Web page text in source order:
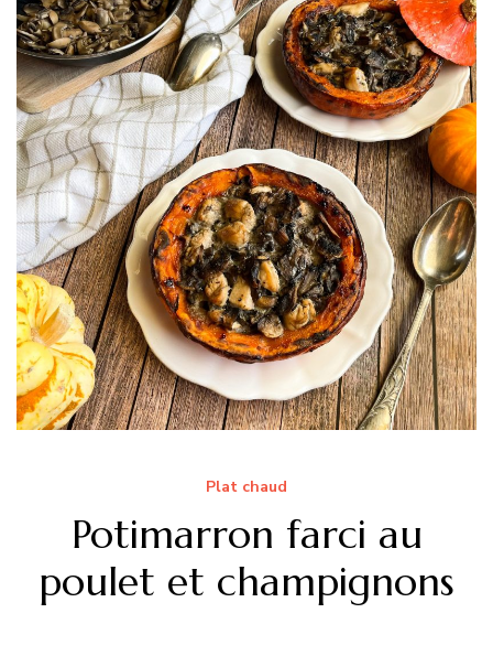
Plat chaud
Potimarron farci au
poulet et champignons